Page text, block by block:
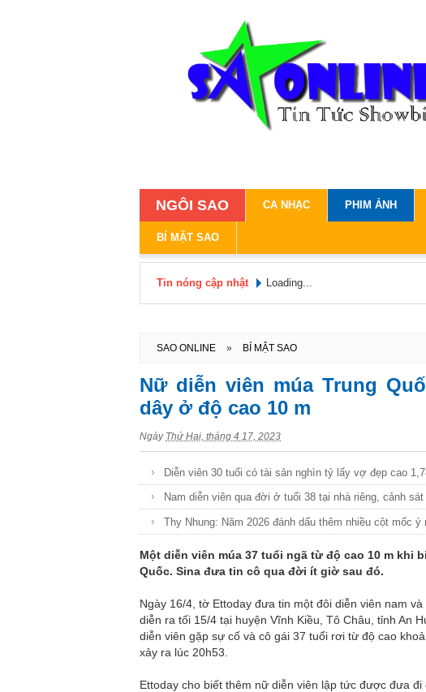
NGÔI SAO CA NHẠC PHIM ẢNH
BÍ MẬT SAO
Tin nóng cập nhật Loading...
SAO ONLINE » BÍ MẬT SAO
Nữ diễn viên múa Trung
dây ở độ cao 10 m
Ngày Thứ Hai, tháng 4 17, 2023
Diễn viên 30 tuổi có tài sản nghìn tỷ lấy vợ đẹp cao
Nam diễn viên qua đời ở tuổi 38 tại nhà riêng, cảnh
Thy Nhung: Năm 2026 đánh dấu thêm nhiều cột mốc
Một diễn viên múa 37 tuổi ngã từ độ cao 10 m khi
Quốc. Sina đưa tin cô qua đời ít giờ sau đó.
Ngày 16/4, tờ Ettoday đưa tin một đôi diễn viên nam
diễn ra tối 15/4 tại huyện Vĩnh Kiều, Tô Châu, tỉnh An
diễn viên gặp sự cố và cô gái 37 tuổi rơi từ độ cao
xảy ra lúc 20h53.
Ettoday cho biết thêm nữ diễn viên lập tức được đưa đi